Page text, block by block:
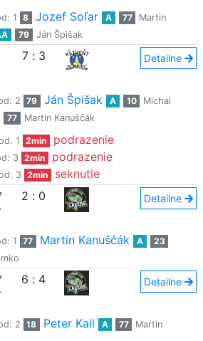
1 8 Jozef Soľar A 77
Martin
79 Ján Špišak
7 : 3 Detailne
2 79 Ján Špišak A 10
Michal
77 Martin Kanuščák
1 2min podrazenie
3 2min podrazenie
3 2min
seknutie
2 : 0 Detailne
1 77 Martin Kanuščák A
23
6 : 4 Detailne
2 18 Peter Kall A 77
Martin